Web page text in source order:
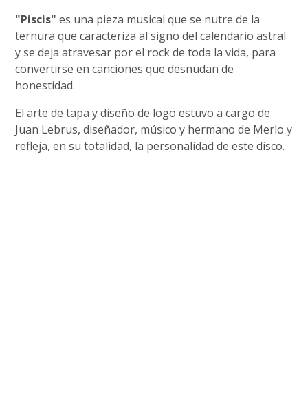
"Piscis" es una pieza musical que se nutre de la
ternura que caracteriza al signo del calendario astral
y se deja atravesar por el rock de toda la vida, para
convertirse en canciones que desnudan de
honestidad.
El arte de tapa y diseño de logo estuvo a cargo de
Juan Lebrus, diseñador, músico y hermano de Merlo y
refleja, en su totalidad, la personalidad de este disco.